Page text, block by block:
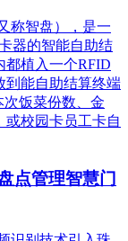
称智盘），是一
器的智能自助结
都植入一个RFID
到能自助结算终端
次饭菜份数、金
或校园卡员工卡自
点管理智慧门